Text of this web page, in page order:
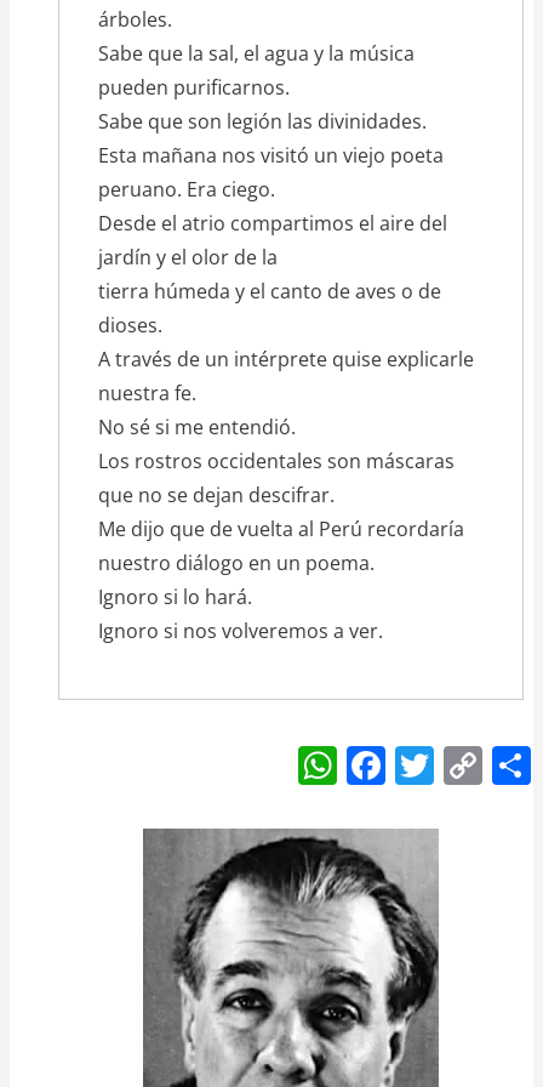
árboles.
Sabe que la sal, el agua y la música
pueden purificarnos.
Sabe que son legión las divinidades.
Esta mañana nos visitó un viejo poeta
peruano. Era ciego.
Desde el atrio compartimos el aire del
jardín y el olor de la
tierra húmeda y el canto de aves o de
dioses.
A través de un intérprete quise explicarle
nuestra fe.
No sé si me entendió.
Los rostros occidentales son máscaras
que no se dejan descifrar.
Me dijo que de vuelta al Perú recordaría
nuestro diálogo en un poema.
Ignoro si lo hará.
Ignoro si nos volveremos a ver.
W
h
at
s
A
p
p
F
a
c
e
b
o
o
k
T
w
itt
er
C
o